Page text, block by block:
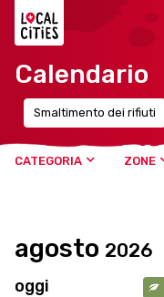
Calendario
Smaltimento dei rifiuti
CATEGORIA ZONE
agosto 2026
oggi